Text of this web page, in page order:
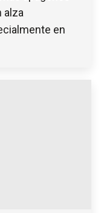
alza
en